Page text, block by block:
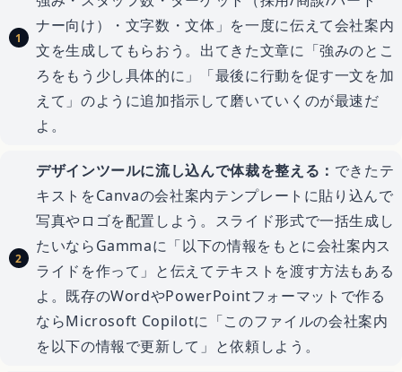
ナー向け）・文字数・文体」を一度に伝えて会社案内
文を生成してもらおう。出てきた文章に「強みのとこ
ろをもう少し具体的に」「最後に行動を促す一文を加
えて」のように追加指示して磨いていくのが最速だ
よ。
デザインツールに流し込んで体裁を整える： できたテ
キストをCanvaの会社案内テンプレートに貼り込んで
写真やロゴを配置しよう。スライド形式で一括生成し
たいならGammaに「以下の情報をもとに会社案内ス
ライドを作って」と伝えてテキストを渡す方法もある
よ。既存のWordやPowerPointフォーマットで作る
ならMicrosoft Copilotに「このファイルの会社案内
を以下の情報で更新して」と依頼しよう。